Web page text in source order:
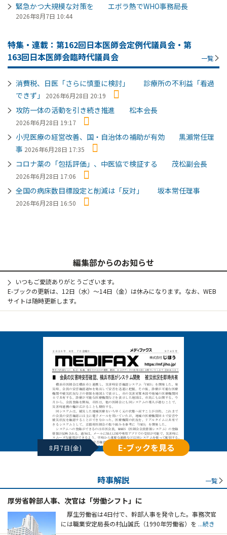
緊急かつ大規模な対策を エボラ熱でWHO事務局長
2026年8月7日 10:44
特集・連載：第162回日本医師会定例代議員会・第
163回日本医師会臨時代議員会
一覧
消費税、日医「さらに慎重に検討」 診療所の不利益「看過
できず」
2026年6月28日 20:19
攻防一体の活動を引き続き推進 松本会長
2026年6月28日 19:17
小児医療の経営改善、国・自治体の補助が有効 黒瀨常任理
事 2026年6月28日 17:35
コロナ薬の「包括評価」、中医協で検証する 茂松副会長
2026年6月28日 17:06
全国の病床数目標設定と削減は「反対」 坂本常任理事
2026年6月28日 16:50
編集部からのお知らせ
いつもご愛読ありがとうございます。
E-ブックの更新は、12日（水）～14日（金）は休みになります。なお、WEB
サイトは随時更新します。
8月7日(金) E-ブックを見る
時事解説 一覧
厚労省幹部人事、次官は「労働シフト」に
厚生労働省は4日付で、幹部人事を発令した。事務次官
には職業安定局長の村山誠氏（1990年労働省）を ...続き